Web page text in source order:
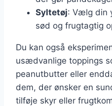
Syltetøj: Vælg din
sød og frugtagtig
Du kan også
usædvanlige toppings
peanutbutter eller
dem, der ønsker en
tilføje skyr eller